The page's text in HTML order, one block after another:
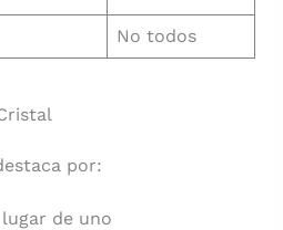
No todos
por:
de uno